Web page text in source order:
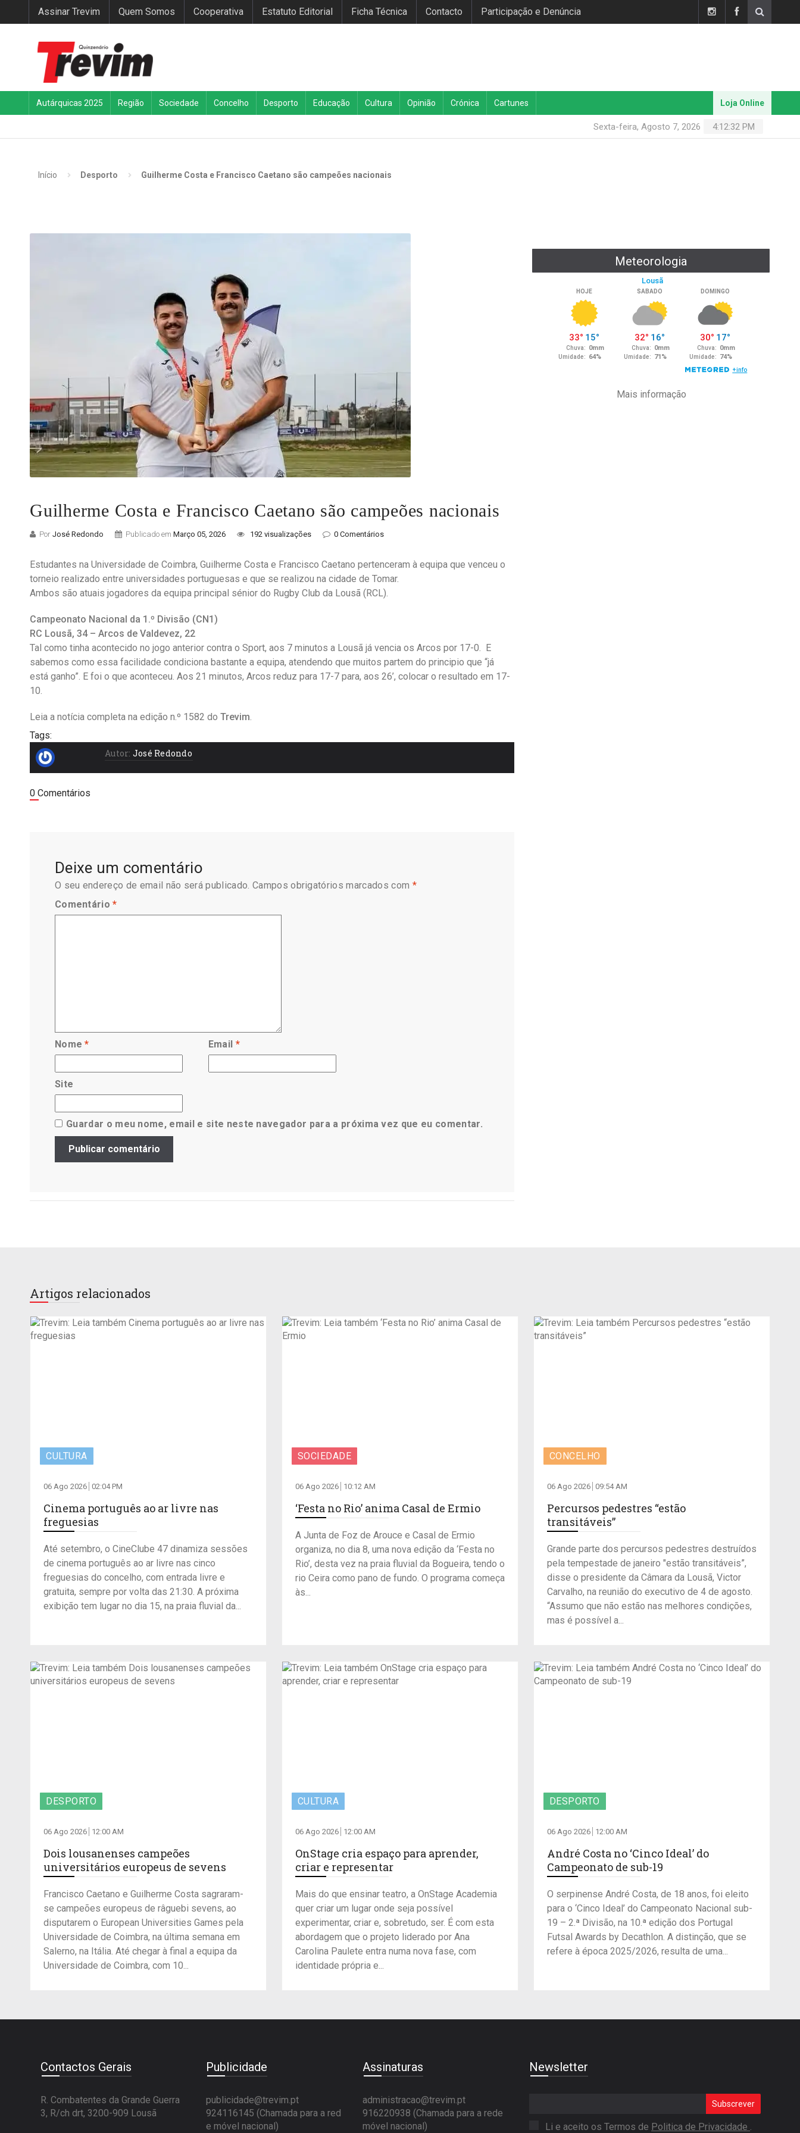
Assinar Trevim Quem Somos Cooperativa Estatuto Editorial Ficha Técnica Contacto Participação e Denúncia
Autárquicas 2025 Região Sociedade Concelho Desporto Educação Cultura Opinião Crónica Cartunes Loja Online
4:12:33 PM
Sexta-feira, Agosto 7, 2026
Início Desporto Guilherme Costa e Francisco Caetano são campeões nacionais
Guilherme Costa e Francisco Caetano são campeões nacionais
Por José Redondo Publicado em Março 05, 2026 192 visualizações 0 Comentários
Estudantes na Universidade de Coimbra, Guilherme Costa e Francisco Caetano pertenceram à equipa que venceu o
torneio realizado entre universidades portuguesas e que se realizou na cidade de Tomar.
Ambos são atuais jogadores da equipa principal sénior do Rugby Club da Lousã (RCL).
Campeonato Nacional da 1.º Divisão (CN1)
RC Lousã, 34 – Arcos de Valdevez, 22
Tal como tinha acontecido no jogo anterior contra o Sport, aos 7 minutos a Lousã já vencia os Arcos por 17-0. E
sabemos como essa facilidade condiciona bastante a equipa, atendendo que muitos partem do principio que “já
está ganho”. E foi o que aconteceu. Aos 21 minutos, Arcos reduz para 17-7 para, aos 26’, colocar o resultado em 17-
10.
Leia a notícia completa na edição n.º 1582 do Trevim.
Tags:
Autor: José Redondo
0 Comentários
Deixe um comentário
O seu endereço de email não será publicado. Campos obrigatórios marcados com *
Comentário*
Nome* Email *
Site
Guardar o meu nome, email e site neste navegador para a próxima vez que eu comentar.
Meteorologia
Mais informação
Artigos relacionados
CULTURA
06 Ago 2026 02:04 PM
Cinema português ao ar livre nas
freguesias
Até setembro, o CineClube 47 dinamiza sessões
de cinema português ao ar livre nas cinco
freguesias do concelho, com entrada livre e
gratuita, sempre por volta das 21:30. A próxima
exibição tem lugar no dia 15, na praia fluvial da...
SOCIEDADE
06 Ago 2026 10:12 AM
‘Festa no Rio’ anima Casal de Ermio
A Junta de Foz de Arouce e Casal de Ermio
organiza, no dia 8, uma nova edição da ‘Festa no
Rio’, desta vez na praia fluvial da Bogueira, tendo o
rio Ceira como pano de fundo. O programa começa
às...
CONCELHO
06 Ago 2026 09:54 AM
Percursos pedestres “estão
transitáveis”
Grande parte dos percursos pedestres destruídos
pela tempestade de janeiro "estão transitáveis”,
disse o presidente da Câmara da Lousã, Victor
Carvalho, na reunião do executivo de 4 de agosto.
“Assumo que não estão nas melhores condições,
mas é possível a...
DESPORTO
06 Ago 2026 12:00 AM
Dois lousanenses campeões
universitários europeus de sevens
Francisco Caetano e Guilherme Costa sagraram-
se campeões europeus de râguebi sevens, ao
disputarem o European Universities Games pela
Universidade de Coimbra, na última semana em
Salerno, na Itália. Até chegar à final a equipa da
Universidade de Coimbra, com 10...
CULTURA
06 Ago 2026 12:00 AM
OnStage cria espaço para aprender,
criar e representar
Mais do que ensinar teatro, a OnStage Academia
quer criar um lugar onde seja possível
experimentar, criar e, sobretudo, ser. É com esta
abordagem que o projeto liderado por Ana
Carolina Paulete entra numa nova fase, com
identidade própria e...
DESPORTO
06 Ago 2026 12:00 AM
André Costa no ‘Cinco Ideal’ do
Campeonato de sub-19
O serpinense André Costa, de 18 anos, foi eleito
para o ‘Cinco Ideal’ do Campeonato Nacional sub-
19 – 2.ª Divisão, na 10.ª edição dos Portugal
Futsal Awards by Decathlon. A distinção, que se
refere à época 2025/2026, resulta de uma...
Contactos Gerais
R. Combatentes da Grande Guerra
3, R/ch drt, 3200-909 Lousã
Publicidade
publicidade@trevim.pt
924116145 (Chamada para a red
e móvel nacional)
Assinaturas
administracao@trevim.pt
916220938 (Chamada para a rede
móvel nacional)
Newsletter
Subscrever
Li e aceito os Termos de Politica de Privacidade .